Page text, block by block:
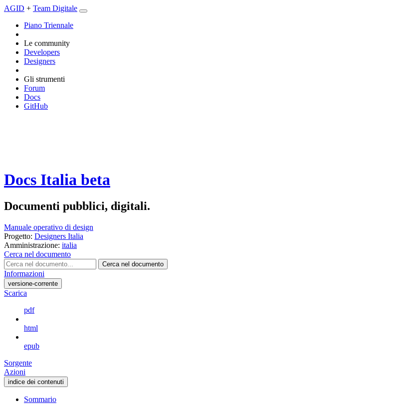
AGID + Team Digitale
Piano Triennale
Le community
Developers
Designers
Gli strumenti
Forum
Docs
GitHub
Docs Italia beta
Documenti pubblici, digitali.
Manuale operativo di design
Progetto: Designers Italia
Amministrazione: italia
Cerca nel documento
Cerca nel documento
Informazioni
versione-corrente
Scarica
pdf
html
epub
Sorgente
Azioni
indice dei contenuti
Sommario